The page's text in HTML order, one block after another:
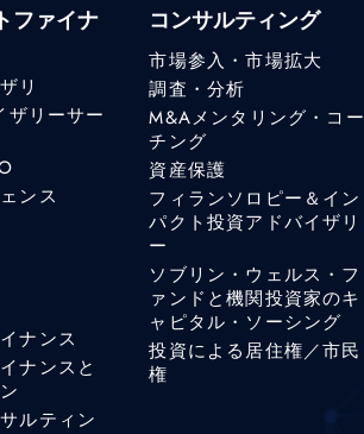
ファイナ
リ
ザリーサー
ンス
ナンス
ナンスと
ルティン
コンサルティング
市場参入・市場拡大
調査・分析
M&Aメンタリング・コー
チング
資産保護
フィランソロピー＆イン
パクト投資アドバイザリ
ー
ソブリン・ウェルス・フ
ァンドと機関投資家のキ
ャピタル・ソーシング
投資による居住権／市民
権